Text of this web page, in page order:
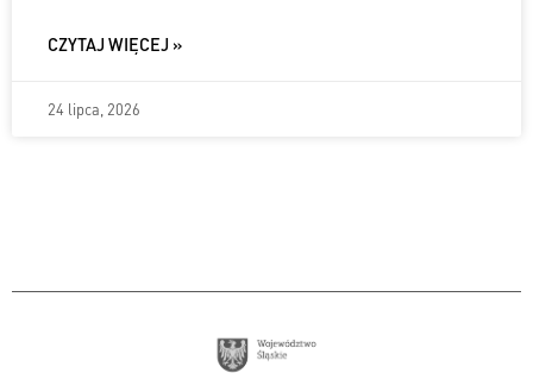
CZYTAJ WIĘCEJ »
24 lipca, 2026